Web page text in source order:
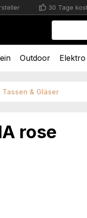
30 Tage
Outdoor Elektro
Tassen & Gläser
rose